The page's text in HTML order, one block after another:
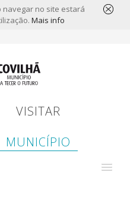
navegar no site estará
Mais info
VISITAR
MUNICÍPIO